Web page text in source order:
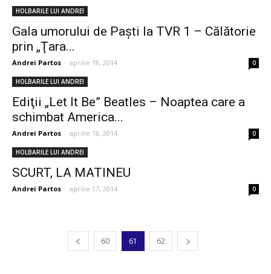
HOLBARILE LUI ANDREI
Gala umorului de Paşti la TVR 1 – Călătorie
prin „Ţara...
Andrei Partos - aprilie 18, 2014 0
HOLBARILE LUI ANDREI
Ediţii „Let It Be” Beatles – Noaptea care a
schimbat America...
Andrei Partos - aprilie 18, 2014 0
HOLBARILE LUI ANDREI
SCURT, LA MATINEU
Andrei Partos - aprilie 17, 2014 0
60 61 62